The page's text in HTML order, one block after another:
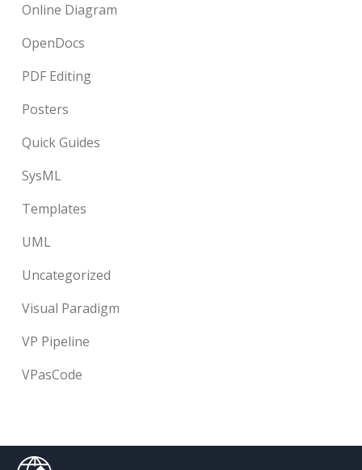
Online Diagram
OpenDocs
PDF Editing
Posters
Quick Guides
SysML
Templates
UML
Uncategorized
Visual Paradigm
VP Pipeline
VPasCode